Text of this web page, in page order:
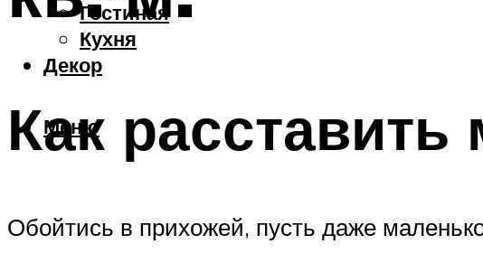
Гостиная
Кухня
Декор
Меню
Как расставить
Обойтись в прихожей, пусть даже